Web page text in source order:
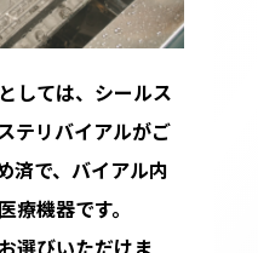
しては、シールス
テリバイアルがご
済で、バイアル内
機器です。
選びいただけま